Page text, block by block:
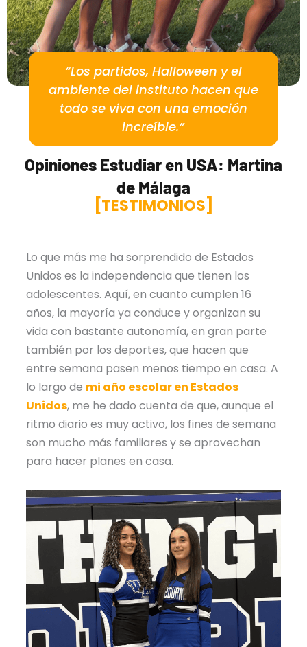
“Los partidos, Halloween y el
ambiente del instituto hacen que
todo se viva con una emoción
increíble.”
Opiniones Estudiar en USA: Martina
de Málaga
[TESTIMONIOS]
Lo que más me ha sorprendido de Estados
Unidos es la independencia que tienen los
adolescentes. Aquí, en cuanto cumplen 16
años, la mayoría ya conduce y organizan su
vida con bastante autonomía, en gran parte
también por los deportes, que hacen que
entre semana pasen menos tiempo en casa. A
lo largo de mi año escolar en Estados
Unidos, me he dado cuenta de que, aunque el
ritmo diario es muy activo, los fines de semana
son mucho más familiares y se aprovechan
para hacer planes en casa.